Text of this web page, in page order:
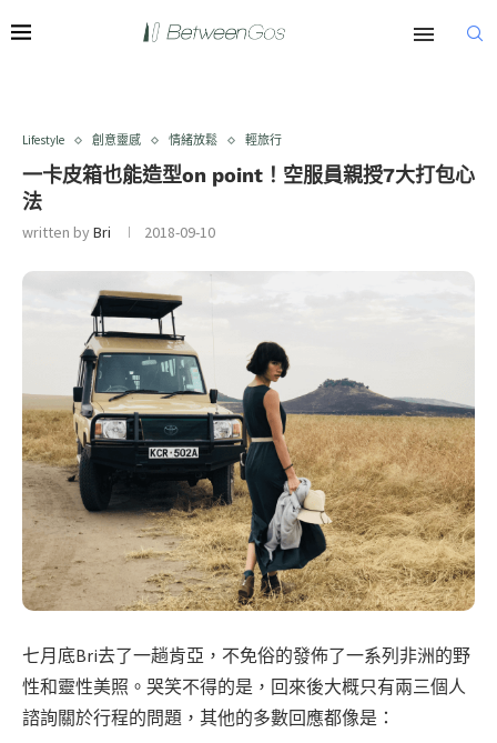
Lifestyle 創意靈感 情緒放鬆 輕旅行
一卡皮箱也能造型on point！空服員親授7大打包心
法
written byBri 2018-09-10
七月底Bri去了一趟肯亞，不免俗的發佈了一系列非洲的野
性和靈性美照。哭笑不得的是，回來後大概只有兩三個人
諮詢關於行程的問題，其他的多數回應都像是：